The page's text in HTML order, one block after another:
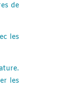
de
les
les